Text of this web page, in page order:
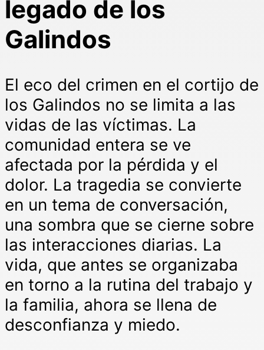
legado de los
Galindos
El eco del crimen en el cortijo de
los Galindos no se limita a las
vidas de las víctimas. La
comunidad entera se ve
afectada por la pérdida y el
dolor. La tragedia se convierte
en un tema de conversación,
una sombra que se cierne sobre
las interacciones diarias. La
vida, que antes se organizaba
en torno a la rutina del trabajo y
la familia, ahora se llena de
desconfianza y miedo.